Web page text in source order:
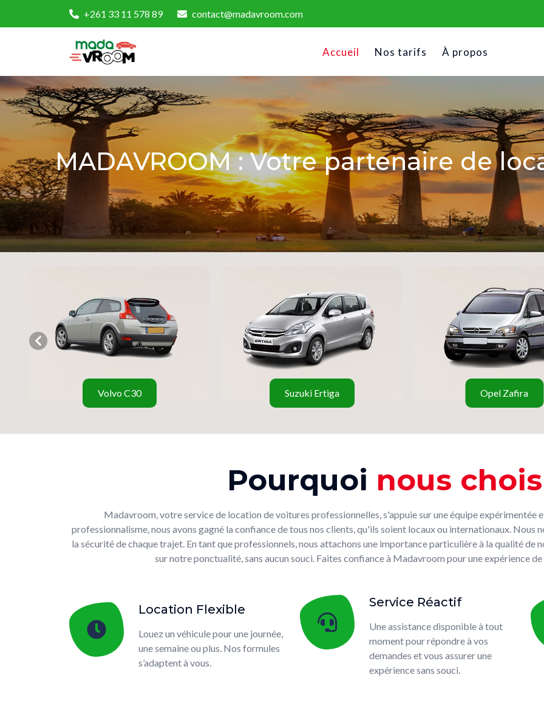
+261 33 11 578 89 contact@madavroom.com
Accueil Nos tarifs À propos
MADAVROOM :Votre partenaire de
Volvo C30 Suzuki Ertiga Opel Zafira
Pourquoi nous
Madavroom, votre service de location de voitures professionnelles, s'appuie sur une équipe expérimentée
professionnalisme, nous avons gagné la confiance de tous nos clients, qu'ils soient locaux ou internationaux. Nous
la sécurité de chaque trajet. En tant que professionnels, nous attachons une importance particulière à la qualité
sur notre ponctualité, sans aucun souci. Faites confiance à Madavroom pour une expérience
Location Flexible
Louez un véhicule pour une journée,
une semaine ou plus. Nos formules
s’adaptent à vous.
Service Réactif
Une assistance disponible à tout
moment pour répondre à vos
demandes et vous assurer une
expérience sans souci.